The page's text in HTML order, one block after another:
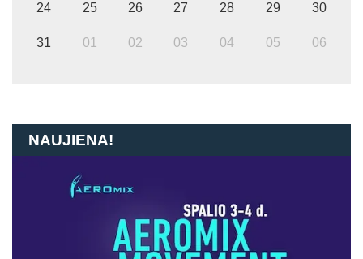
24 25 26 27 28 29 30
31 01 02 03 04 05 06
NAUJIENA!